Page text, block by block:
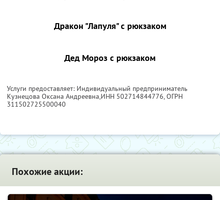
Дракон "Лапуля" с рюкзаком
Дед Мороз с рюкзаком
Услуги предоставляет: Индивидуальный предприниматель
Кузнецова Оксана Андреевна,ИНН 502714844776, ОГРН
311502725500040
Похожие акции: